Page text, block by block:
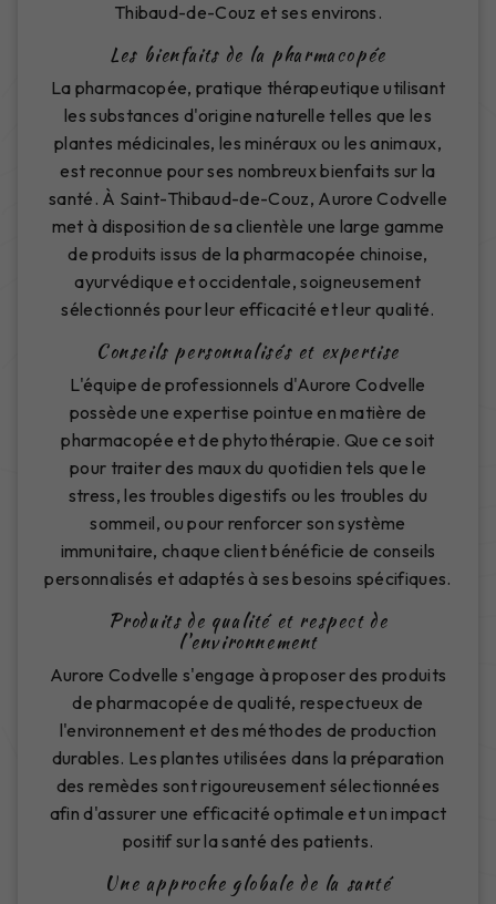
Thibaud-de-Couz et ses environs.
Les bienfaits de la pharmacopée
La pharmacopée, pratique thérapeutique utilisant
les substances d'origine naturelle telles que les
plantes médicinales, les minéraux ou les animaux,
est reconnue pour ses nombreux bienfaits sur la
santé. À Saint-Thibaud-de-Couz, Aurore Codvelle
met à disposition de sa clientèle une large gamme
de produits issus de la pharmacopée chinoise,
ayurvédique et occidentale, soigneusement
sélectionnés pour leur efficacité et leur qualité.
Conseils personnalisés et expertise
L'équipe de professionnels d'Aurore Codvelle
possède une expertise pointue en matière de
pharmacopée et de phytothérapie. Que ce soit
pour traiter des maux du quotidien tels que le
stress, les troubles digestifs ou les troubles du
sommeil, ou pour renforcer son système
immunitaire, chaque client bénéficie de conseils
personnalisés et adaptés à ses besoins spécifiques.
Produits de qualité et respect de
l'environnement
Aurore Codvelle s'engage à proposer des produits
de pharmacopée de qualité, respectueux de
l'environnement et des méthodes de production
durables. Les plantes utilisées dans la préparation
des remèdes sont rigoureusement sélectionnées
afin d'assurer une efficacité optimale et un impact
positif sur la santé des patients.
Une approche globale de la santé